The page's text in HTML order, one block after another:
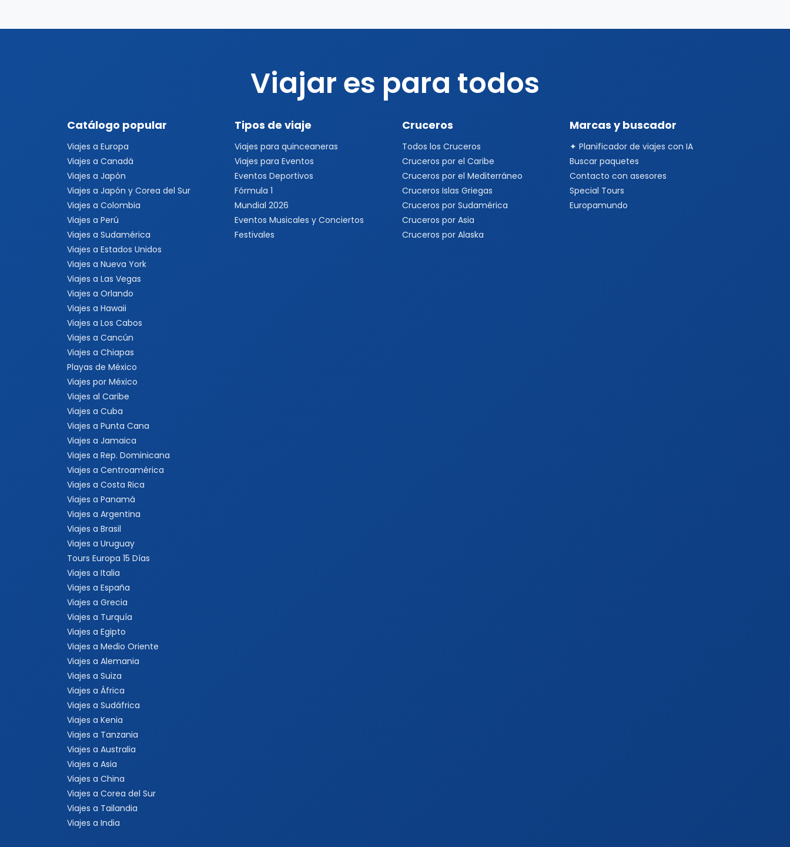
Viajar es para todos
Catálogo popular
Viajes a Europa
Viajes a Canadá
Viajes a Japón
Viajes a Japón y Corea del Sur
Viajes a Colombia
Viajes a Perú
Viajes a Sudamérica
Viajes a Estados Unidos
Viajes a Nueva York
Viajes a Las Vegas
Viajes a Orlando
Viajes a Hawaii
Viajes a Los Cabos
Viajes a Cancún
Viajes a Chiapas
Playas de México
Viajes por México
Viajes al Caribe
Viajes a Cuba
Viajes a Punta Cana
Viajes a Jamaica
Viajes a Rep. Dominicana
Viajes a Centroamérica
Viajes a Costa Rica
Viajes a Panamá
Viajes a Argentina
Viajes a Brasil
Viajes a Uruguay
Tours Europa 15 Días
Viajes a Italia
Viajes a España
Viajes a Grecia
Viajes a Turquía
Viajes a Egipto
Viajes a Medio Oriente
Viajes a Alemania
Viajes a Suiza
Viajes a África
Viajes a Sudáfrica
Viajes a Kenia
Viajes a Tanzania
Viajes a Australia
Viajes a Asia
Viajes a China
Viajes a Corea del Sur
Viajes a Tailandia
Viajes a India
Tipos de viaje
Viajes para quinceaneras
Viajes para Eventos
Eventos Deportivos
Fórmula 1
Mundial 2026
Eventos Musicales y Conciertos
Festivales
Cruceros
Todos los Cruceros
Cruceros por el Caribe
Cruceros por el Mediterráneo
Cruceros Islas Griegas
Cruceros por Sudamérica
Cruceros por Asia
Cruceros por Alaska
Marcas y buscador
✦ Planificador de viajes con IA
Buscar paquetes
Contacto con asesores
Special Tours
Europamundo